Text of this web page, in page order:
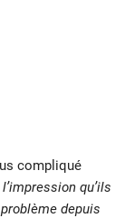
compliqué
qu’ils
depuis